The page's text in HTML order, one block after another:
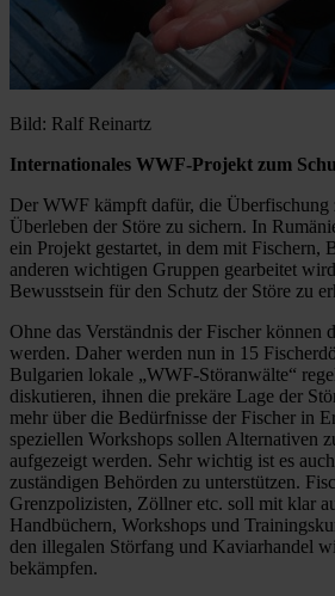
Bild: Ralf Reinartz
Internationales WWF-Projekt zum
Der WWF kämpft dafür, die Überfischung
Überleben der Störe zu sichern. In
ein Projekt gestartet, in dem mit Fischern,
anderen wichtigen Gruppen gearbeitet
Bewusstsein für den Schutz der Störe zu
Ohne das Verständnis der Fischer können
werden. Daher werden nun in 15
Bulgarien lokale „WWF-Störanwälte“
diskutieren, ihnen die prekäre Lage der
mehr über die Bedürfnisse der Fischer in
speziellen Workshops sollen Alternativen
aufgezeigt werden. Sehr wichtig ist es
zuständigen Behörden zu unterstützen.
Grenzpolizisten, Zöllner etc. soll mit klar
Handbüchern, Workshops und
den illegalen Störfang und Kaviarhandel
bekämpfen.